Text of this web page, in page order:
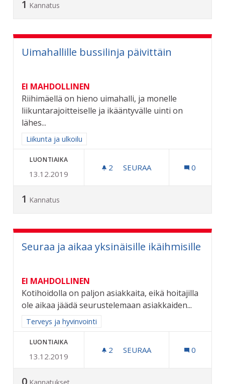
1 Kannatus
Uimahallille bussilinja päivittäin
EI MAHDOLLINEN
Riihimäellä on hieno uimahalli, ja monelle
liikuntarajoitteiselle ja ikääntyvälle uinti on
lähes...
Rajaa tulokset aihepiirin mukaan: Liikunta ja ulkoilu
Liikunta ja ulkoilu
LUONTIAIKA
13.12.2019
2 2 SEURAAJAA
SEURAA 0
1 Kannatus
Seuraa ja aikaa yksinäisille ikäihmisille
EI MAHDOLLINEN
Kotihoidolla on paljon asiakkaita, eikä hoitajilla
ole aikaa jäädä seurustelemaan asiakkaiden...
Rajaa tulokset aihepiirin mukaan: Terveys ja hyvinvointi
Terveys ja hyvinvointi
LUONTIAIKA
13.12.2019
2 2 SEURAAJAA
SEURAA 0
0